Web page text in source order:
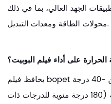
الجهد العالي، بما في ذلك
محولات الطاقة ومعدات التبديل.
على أداء فيلم البوبيت؟
يحافظ فيلم bopet على خصائصه الكهربائية من -40 درجة
مئوية إلى 150 درجة مئوية (180 درجة مئوية للدرجات ذات